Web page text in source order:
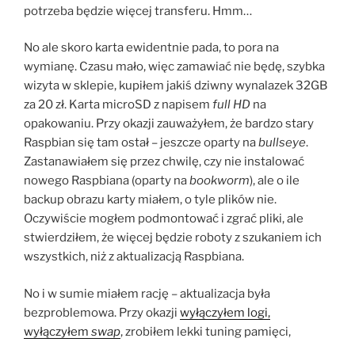
potrzeba będzie więcej transferu. Hmm…
No ale skoro karta ewidentnie pada, to pora na
wymianę. Czasu mało, więc zamawiać nie będę, szybka
wizyta w sklepie, kupiłem jakiś dziwny wynalazek 32GB
za 20 zł. Karta microSD z napisem full HD na
opakowaniu. Przy okazji zauważyłem, że bardzo stary
Raspbian się tam ostał – jeszcze oparty nabullseye.
Zastanawiałem się przez chwilę, czy nie instalować
nowego Raspbiana (oparty nabookworm), ale o ile
backup obrazu karty miałem, o tyle plików nie.
Oczywiście mogłem podmontować i zgrać pliki, ale
stwierdziłem, że więcej będzie roboty z szukaniem ich
wszystkich, niż z aktualizacją Raspbiana.
No i w sumie miałem rację – aktualizacja była
bezproblemowa. Przy okazji wyłączyłem logi,
wyłączyłem swap, zrobiłem lekki tuning pamięci,